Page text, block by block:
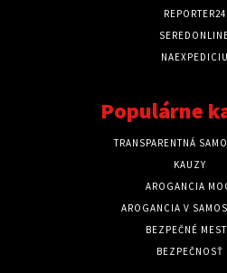
Populárne
TRANSPARENTNÁ
KAUZY
AROGANCIA
AROGANCIA V
BEZPEČNÉ
BEZPEČNOSŤ